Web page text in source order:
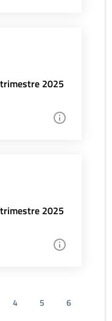
2025
2025
4 5
6